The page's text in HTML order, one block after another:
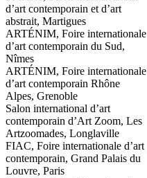
d’art contemporain et d’art
abstrait, Martigues
ARTÉNIM, Foire internationale
d’art contemporain du Sud,
Nîmes
ARTÉNIM, Foire internationale
d’art contemporain Rhône
Alpes, Grenoble
Salon international d’art
contemporain d’Art Zoom, Les
Artzoomades, Longlaville
FIAC, Foire internationale d’art
contemporain, Grand Palais du
Louvre, Paris